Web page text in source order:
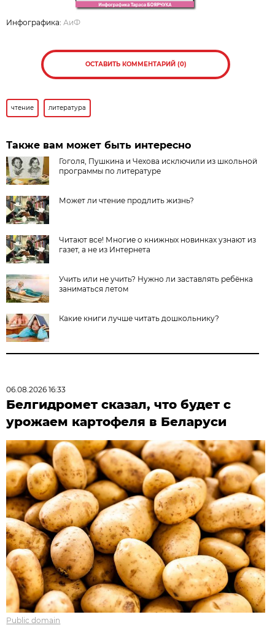
Инфографика: АиФ
ОСТАВИТЬ КОММЕНТАРИЙ (0)
чтение литература
Также вам может быть интересно
Гоголя, Пушкина и Чехова исключили из школьной
программы по литературе
Может ли чтение продлить жизнь?
Читают все! Многие о книжных новинках узнают из
газет, а не из Интернета
Учить или не учить? Нужно ли заставлять ребёнка
заниматься летом
Какие книги лучше читать дошкольнику?
06.08.2026 16:33
Белгидромет сказал, что будет с
урожаем картофеля в Беларуси
Public domain